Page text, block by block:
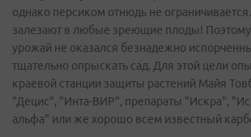
однако персиком отнюдь не
залезают в любые зреющие плоды!
урожай не оказался безнадежно
тщательно опрыскать сад. Для этой цели
краевой станции защиты растений Майя
"Децис", "Инта-ВИР", препараты "Искра",
альфа" или же хорошо всем известный